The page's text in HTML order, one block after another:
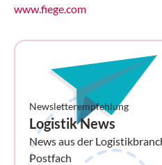
www.fiege.com
Newsletterempfehlung
Logistik News
News aus der
Postfach